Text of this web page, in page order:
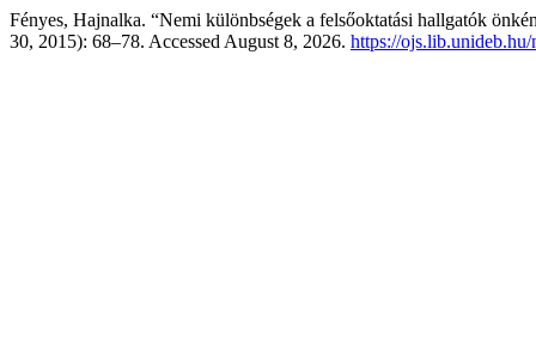
Fényes, Hajnalka. “Nemi különbségek a felsőoktatási hallgatók
30, 2015): 68–78. Accessed August 8, 2026. https://